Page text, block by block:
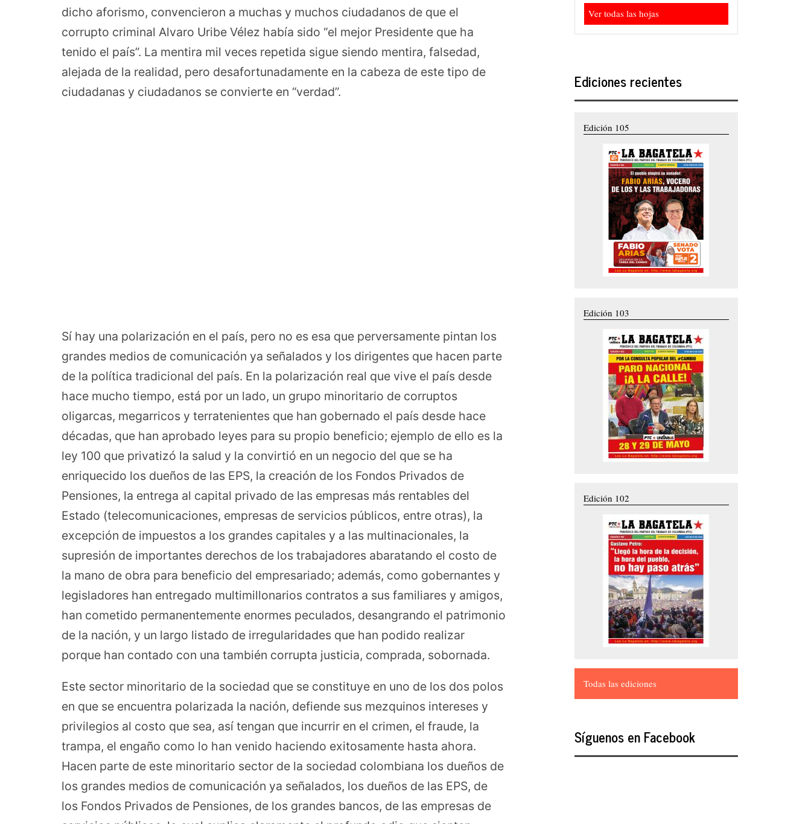
dicho aforismo, convencieron a muchas y muchos ciudadanos de que el
corrupto criminal Alvaro Uribe Vélez había sido “el mejor Presidente que ha
tenido el país”. La mentira mil veces repetida sigue siendo mentira, falsedad,
alejada de la realidad, pero desafortunadamente en la cabeza de este tipo de
ciudadanas y ciudadanos se convierte en “verdad”.
Sí hay una polarización en el país, pero no es esa que perversamente pintan los
grandes medios de comunicación ya señalados y los dirigentes que hacen parte
de la política tradicional del país. En la polarización real que vive el país desde
hace mucho tiempo, está por un lado, un grupo minoritario de corruptos
oligarcas, megarricos y terratenientes que han gobernado el país desde hace
décadas, que han aprobado leyes para su propio beneficio; ejemplo de ello es la
ley 100 que privatizó la salud y la convirtió en un negocio del que se ha
enriquecido los dueños de las EPS, la creación de los Fondos Privados de
Pensiones, la entrega al capital privado de las empresas más rentables del
Estado (telecomunicaciones, empresas de servicios públicos, entre otras), la
excepción de impuestos a los grandes capitales y a las multinacionales, la
supresión de importantes derechos de los trabajadores abaratando el costo de
la mano de obra para beneficio del empresariado; además, como gobernantes y
legisladores han entregado multimillonarios contratos a sus familiares y amigos,
han cometido permanentemente enormes peculados, desangrando el patrimonio
de la nación, y un largo listado de irregularidades que han podido realizar
porque han contado con una también corrupta justicia, comprada, sobornada.
Este sector minoritario de la sociedad que se constituye en uno de los dos polos
en que se encuentra polarizada la nación, defiende sus mezquinos intereses y
privilegios al costo que sea, así tengan que incurrir en el crimen, el fraude, la
trampa, el engaño como lo han venido haciendo exitosamente hasta ahora.
Hacen parte de este minoritario sector de la sociedad colombiana los dueños de
los grandes medios de comunicación ya señalados, los dueños de las EPS, de
los Fondos Privados de Pensiones, de los grandes bancos, de las empresas de
Ver todas las hojas
Ediciones recientes
Edición 105
Edición 103
Edición 102
Todas las ediciones
Síguenos en Facebook